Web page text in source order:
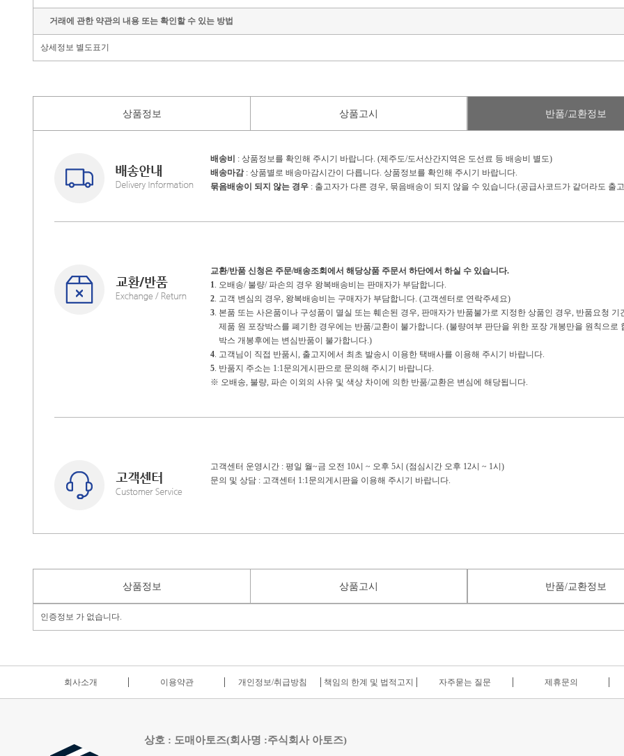
거래에 관한 약관의 내용 또는 확인할 수 있는 방법
상세정보 별도표기
상품정보 상품고시 반품/교환정보
배송비
: 상품정보를 확인해 주시기 바랍니다. (제주도/도서산간지역은 도선료 등 배송비 별도)
배송마감: 상품별로 배송마감시간이 다릅니다. 상품정보를 확인해 주시기 바랍니다.
묶음배송이 되지 않는 경우 : 출고자가 다른 경우, 묶음배송이 되지 않을 수 있습니다.(공급사코드가 같더라도 출
교환/반품 신청은 주문/배송조회에서 해당상품 주문서 하단에서 하실 수 있습니다.
1. 오배송/ 불량/ 파손의 경우 왕복배송비는 판매자가 부담합니다.
2. 고객 변심의 경우, 왕복배송비는 구매자가 부담합니다. (고객센터로 연락주세요)
3. 본품 또는 사은품이나 구성품이 멸실 또는 훼손된 경우, 판매자가 반품불가로 지정한 상품인 경우, 반품요청 기
제품 원 포장박스를 폐기한 경우에는 반품/교환이 불가합니다. (불량여부 판단을 위한 포장 개봉만을 원칙으로
박스 개봉후에는 변심반품이 불가합니다.)
4. 고객님이 직접 반품시, 출고지에서 최초 발송시 이용한 택배사를 이용해 주시기 바랍니다.
5. 반품지 주소는 1:1문의게시판으로 문의해 주시기 바랍니다.
※ 오배송, 불량, 파손 이외의 사유 및 색상 차이에 의한 반품/교환은 변심에 해당됩니다.
고객센터 운영시간 : 평일 월~금 오전 10시 ~ 오후 5시 (점심시간 오후 12시 ~ 1시)
문의 및 상담 : 고객센터 1:1문의게시판을 이용해 주시기 바랍니다.
상품정보 상품고시 반품/교환정보
인증정보 가 없습니다.
회사소개 이용약관 개인정보/취급방침 책임의 한계 및 법적고지 자주묻는 질문 제휴문의
상호 : 도매아토즈(회사명 :주식회사 아토즈)